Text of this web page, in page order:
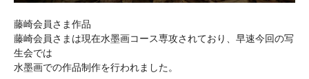
藤崎会員さま作品
藤崎会員さまは現在水墨画コース専攻されており、早速今回の写
生会では
水墨画での作品制作を行われました。